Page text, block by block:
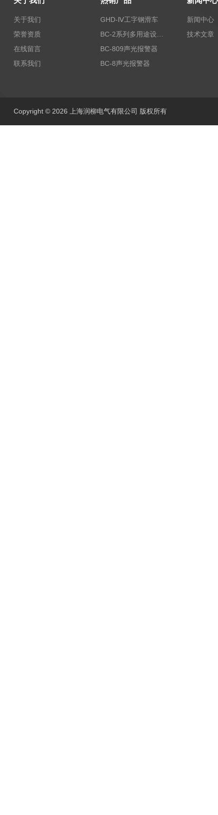
关于我们
荣誉资质
在线留言
联系我们
GHD-Ⅳ工字钢滑车
BC-809声光报警器
BC-8声光报警器
新闻中心
技术文章
Copyright © 2026 上海润柳电气有限公司 版权所有